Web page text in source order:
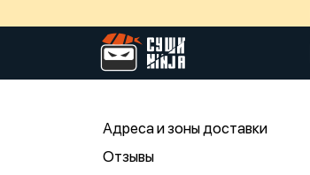
Адреса и зоны доставки
Отзывы